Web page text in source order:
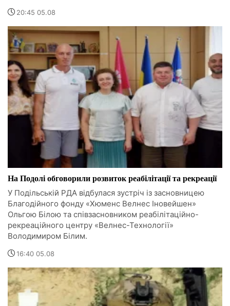
20:45 05.08
На Подолі обговорили розвиток реабілітації та рекреації
У Подільській РДА відбулася зустріч із засновницею
Благодійного фонду «Хюменс Велнес Іновейшен»
Ольгою Білою та співзасновником реабілітаційно-
рекреаційного центру «Велнес-Технології»
Володимиром Білим.
16:40 05.08